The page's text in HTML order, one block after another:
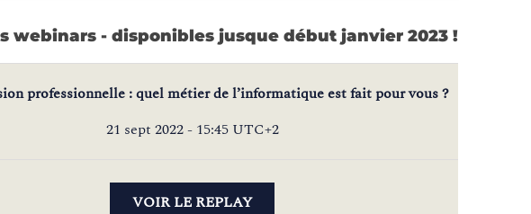
webinars - disponibles jusque début janvier 2023 !
professionnelle : quel métier de l’informatique est fait pour vous ?
21 sept 2022 - 15:45 UTC+2
VOIR LE REPLAY